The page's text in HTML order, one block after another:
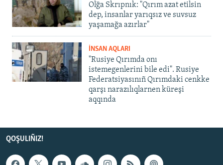
Olğa Skrıpnık: "Qırım azat etilsin
dep, insanlar yarıqsız ve suvsuz
yaşamağa azırlar"
İNSAN AQLARI
"Rusiye Qırımda onı
istemegenlerini bile edi". Rusiye
Federatsiyasınıñ Qırımdaki cenkke
qarşı narazılıqlarnen küreşi
aqqında
QOŞULIÑIZ!